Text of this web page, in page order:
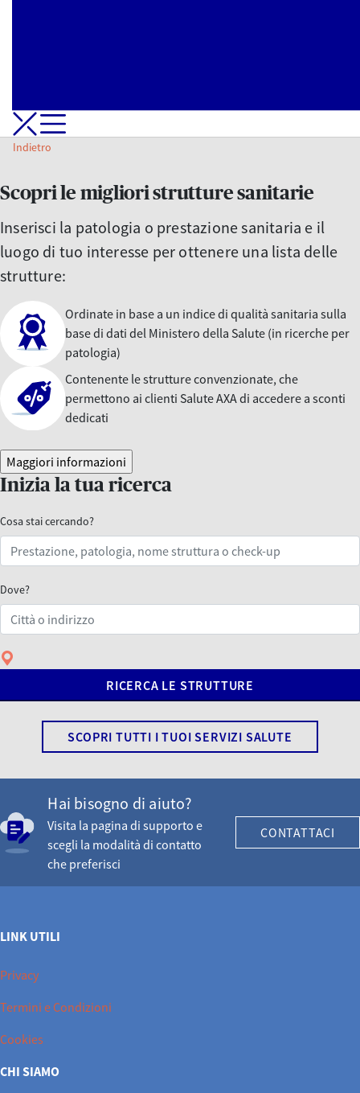
Apri-Chiudi Menu di navigazione
Indietro
Scopri le migliori strutture sanitarie
Inserisci la patologia o prestazione sanitaria e il
luogo di tuo interesse per ottenere una lista delle
strutture:
Ordinate in base a un indice di qualità sanitaria sulla
base di dati del Ministero della Salute (in ricerche per
patologia)
Contenente le strutture convenzionate, che
permettono ai clienti Salute AXA di accedere a sconti
dedicati
Maggiori informazioni
Inizia la tua ricerca
Cosa stai cercando?
Dove?
RICERCA LE STRUTTURE
SCOPRI TUTTI I TUOI SERVIZI SALUTE
Hai bisogno di aiuto?
Visita la pagina di supporto e
scegli la modalità di contatto
che preferisci
CONTATTACI
LINK UTILI
Privacy
Termini e Condizioni
Cookies
CHI SIAMO